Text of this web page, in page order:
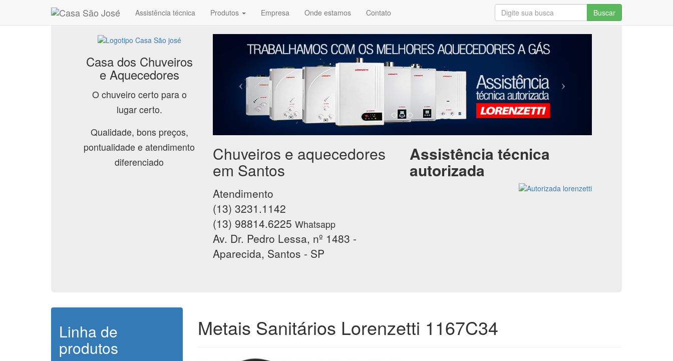
Assistência técnica Produtos Empresa Onde estamos Contato Buscar
Casa dos Chuveiros
e Aquecedores
O chuveiro certo para o
lugar certo.
Qualidade, bons preços,
pontualidade e atendimento
diferenciado
Chuveiros e aquecedores
em Santos
Atendimento
(13) 3231.1142
(13) 98814.6225 Whatsapp
Av. Dr. Pedro Lessa, nº 1483 -
Aparecida, Santos - SP
Assistência técnica
autorizada
Linha de
produtos
Metais Sanitários Lorenzetti 1167C34